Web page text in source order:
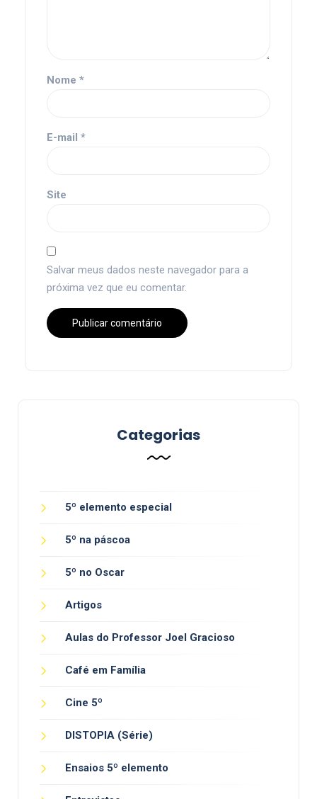
Nome *
E-mail *
Site
Salvar meus dados neste navegador para a
próxima vez que eu comentar.
Categorias
5º elemento especial
5º na páscoa
5º no Oscar
Artigos
Aulas do Professor Joel Gracioso
Café em Família
Cine 5º
DISTOPIA (Série)
Ensaios 5º elemento